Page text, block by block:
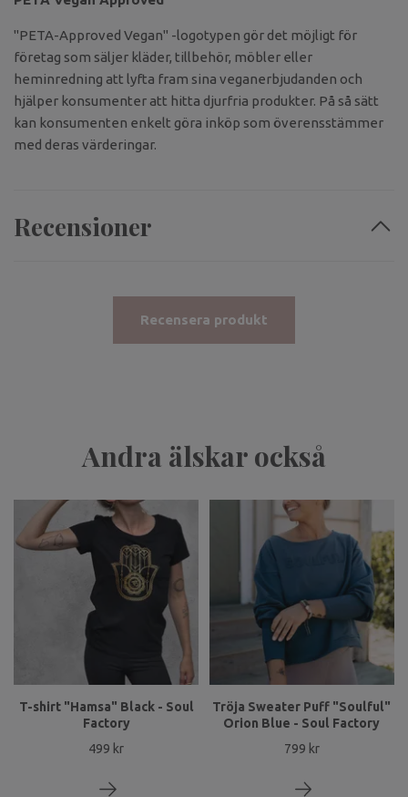
"PETA-Approved Vegan" -logotypen gör det möjligt för
företag som säljer kläder, tillbehör, möbler eller
heminredning att lyfta fram sina veganerbjudanden och
hjälper konsumenter att hitta djurfria produkter. På så sätt
kan konsumenten enkelt göra inköp som överensstämmer
med deras värderingar.
Recensioner
Recensera produkt
Andra älskar också
T-shirt "Hamsa" Black - Soul
Factory
499 kr
Tröja Sweater Puff "Soulful"
Orion Blue - Soul Factory
799 kr